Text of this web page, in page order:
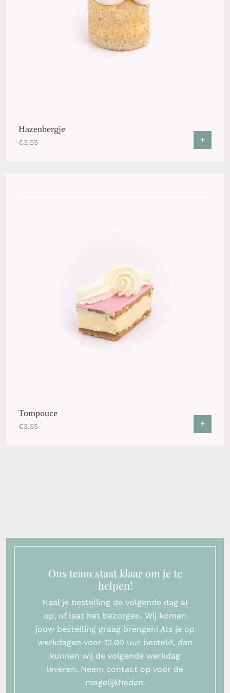
Hazenbergje
€3.55 +
Tompouce
€3.55 +
Ons team staat klaar om je te
helpen!
Haal je bestelling de volgende dag al
op, of laat het bezorgen. Wij komen
jouw bestelling graag brengen! Als je op
werkdagen voor 12.00 uur besteld, dan
kunnen wij de volgende werkdag
leveren. Neem contact op voor de
mogelijkheden.